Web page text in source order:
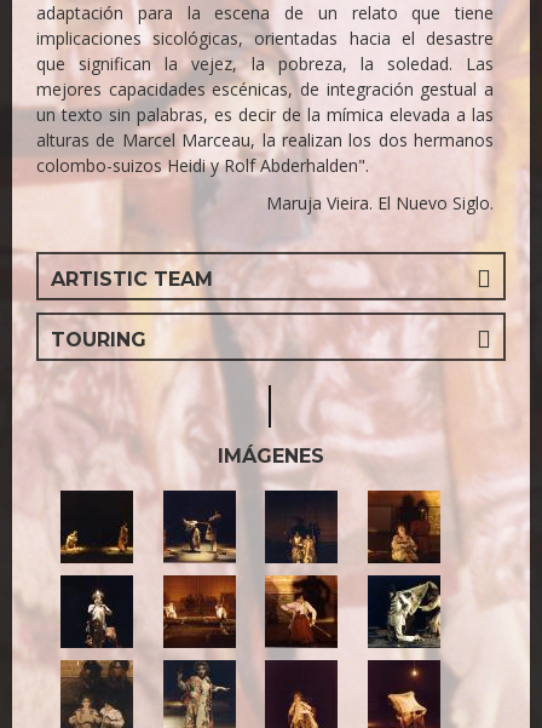
adaptación para la escena de un relato que tiene
implicaciones sicológicas, orientadas hacia el desastre
que significan la vejez, la pobreza, la soledad. Las
mejores capacidades escénicas, de integración gestual a
un texto sin palabras, es decir de la mímica elevada a las
alturas de Marcel Marceau, la realizan los dos hermanos
colombo-suizos Heidi y Rolf Abderhalden".
Maruja Vieira. El Nuevo Siglo.
ARTISTIC TEAM
TOURING
IMÁGENES
5.jpg
6.jpg 7.jpg 8.jpg 9.jpg
10.jpg 11.jpg 13.jpg